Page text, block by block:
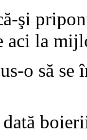
şi
aci la
o să se
dată